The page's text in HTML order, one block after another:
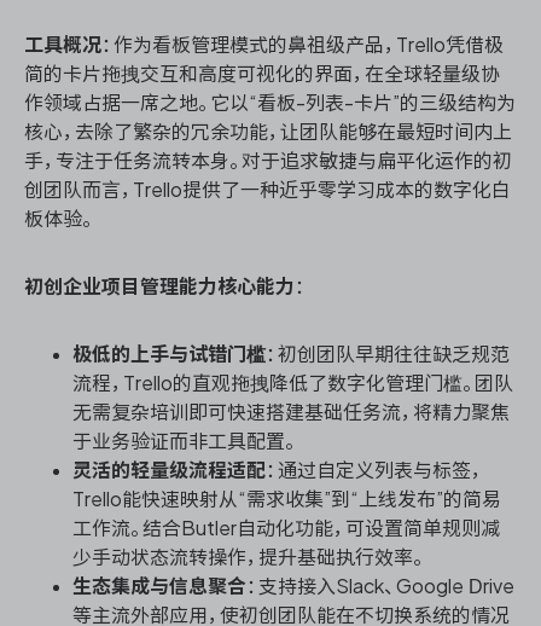
工具概况：作为看板管理模式的鼻祖级产品，Trello凭借极
简的卡片拖拽交互和高度可视化的界面，在全球轻量级协
作领域占据一席之地。它以“看板-列表-卡片”的三级结构为
核心，去除了繁杂的冗余功能，让团队能够在最短时间内上
手，专注于任务流转本身。对于追求敏捷与扁平化运作的初
创团队而言，Trello提供了一种近乎零学习成本的数字化白
板体验。
初创企业项目管理能力核心能力 ：
极低的上手与试错门槛：初创团队早期往往缺乏规范
流程，Trello的直观拖拽降低了数字化管理门槛。团队
无需复杂培训即可快速搭建基础任务流，将精力聚焦
于业务验证而非工具配置。
灵活的轻量级流程适配 ：通过自定义列表与标签，
Trello能快速映射从“需求收集”到“上线发布”的简易
工作流。结合Butler自动化功能，可设置简单规则减
少手动状态流转操作，提升基础执行效率。
生态集成与信息聚合 ：支持接入Slack、Google Drive
等主流外部应用，使初创团队能在不切换系统的情况